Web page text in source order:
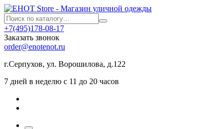
+7(495)178-08-17
Заказать звонок
order@enotenot.ru
г.Серпухов, ул. Ворошилова, д.122
7 дней в неделю с 11 до 20 часов